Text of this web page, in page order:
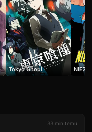
Tokyo Ghoul
33 min temu